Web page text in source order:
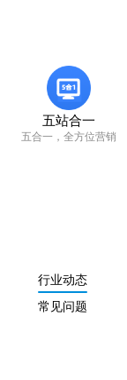
五站合一
五合一，全方位营销
行业动态
常见问题